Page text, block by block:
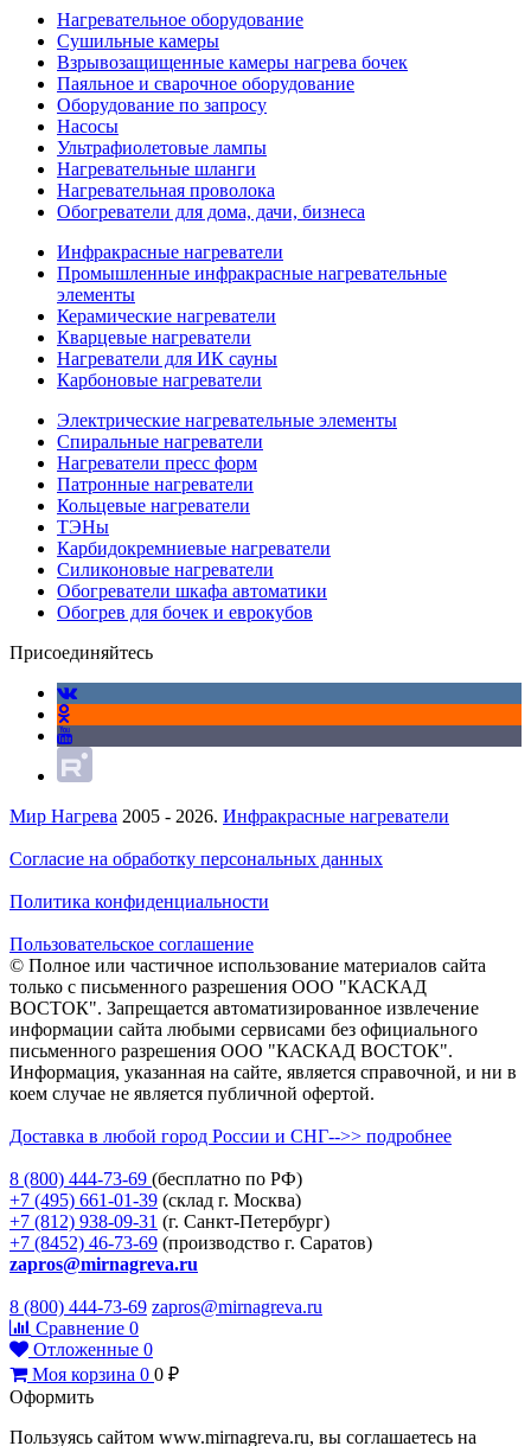
Нагревательное оборудование
Сушильные камеры
Взрывозащищенные камеры нагрева бочек
Паяльное и сварочное оборудование
Оборудование по запросу
Насосы
Ультрафиолетовые лампы
Нагревательные шланги
Нагревательная проволока
Обогреватели для дома, дачи, бизнеса
Инфракрасные нагреватели
Промышленные инфракрасные нагревательные
элементы
Керамические нагреватели
Кварцевые нагреватели
Нагреватели для ИК сауны
Карбоновые нагреватели
Электрические нагревательные элементы
Спиральные нагреватели
Нагреватели пресс форм
Патронные нагреватели
Кольцевые нагреватели
ТЭНы
Карбидокремниевые нагреватели
Силиконовые нагреватели
Обогреватели шкафа автоматики
Обогрев для бочек и еврокубов
Присоединяйтесь
Мир Нагрева 2005 - 2026. Инфракрасные нагреватели
Согласие на обработку персональных данных
Политика конфиденциальности
Пользовательское соглашение
© Полное или частичное использование материалов сайта
только с письменного разрешения ООО "КАСКАД
ВОСТОК". Запрещается автоматизированное извлечение
информации сайта любыми сервисами без официального
письменного разрешения ООО "КАСКАД ВОСТОК".
Информация, указанная на сайте, является справочной, и ни в
коем случае не является публичной офертой.
Доставка в любой город России и СНГ-->> подробнее
8 (800) 444-73-69 (бесплатно по РФ)
+7 (495) 661-01-39 (склад г. Москва)
+7 (812) 938-09-31 (г. Санкт-Петербург)
+7 (8452) 46-73-69 (производство г. Саратов)
zapros@mirnagreva.ru
8 (800) 444-73-69 zapros@mirnagreva.ru
Сравнение 0
Отложенные 0
Моя корзина 0 0 ₽
Оформить
Пользуясь сайтом www.mirnagreva.ru, вы соглашаетесь на